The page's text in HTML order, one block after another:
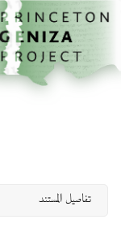
إلى المحتوى الرئيسي
الرئيسية